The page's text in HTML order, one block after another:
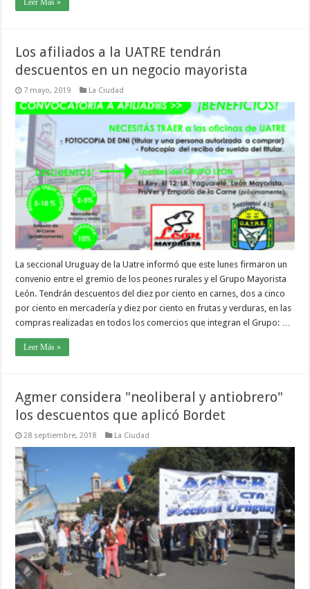
Los afiliados a la UATRE tendrán
descuentos en un negocio mayorista
7 mayo, 2019 La Ciudad
La seccional Uruguay de la Uatre informó que este lunes firmaron un
convenio entre el gremio de los peones rurales y el Grupo Mayorista
León. Tendrán descuentos del diez por ciento en carnes, dos a cinco
por ciento en mercadería y diez por ciento en frutas y verduras, en las
compras realizadas en todos los comercios que integran el Grupo: …
Leer Más »
Agmer considera "neoliberal y antiobrero"
los descuentos que aplicó Bordet
28 septiembre, 2018 La Ciudad